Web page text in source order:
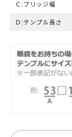
Ｃ:ブリッジ幅
Ｄ:テンプル長さ